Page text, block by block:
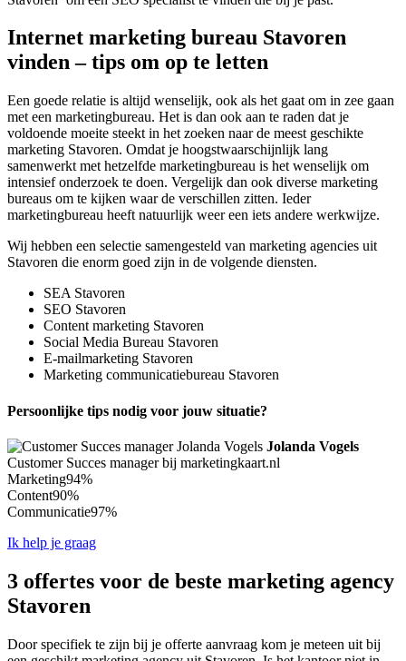
Internet marketing bureau Stavoren
vinden – tips om op te letten
Een goede relatie is altijd wenselijk, ook als het gaat om in zee gaan
met een marketingbureau. Het is dan ook aan te raden dat je
voldoende moeite steekt in het zoeken naar de meest geschikte
marketing Stavoren. Omdat je hoogstwaarschijnlijk lang
samenwerkt met hetzelfde marketingbureau is het wenselijk om
intensief onderzoek te doen. Vergelijk dan ook diverse marketing
bureaus om te kijken waar de verschillen zitten. Ieder
marketingbureau heeft natuurlijk weer een iets andere werkwijze.
Wij hebben een selectie samengesteld van marketing agencies uit
Stavoren die enorm goed zijn in de volgende diensten.
SEA Stavoren
SEO Stavoren
Content marketing Stavoren
Social Media Bureau Stavoren
E-mailmarketing Stavoren
Marketing communicatiebureau Stavoren
Persoonlijke tips nodig voor jouw situatie?
Jolanda Vogels
Customer Succes manager bij marketingkaart.nl
Marketing94%
Content90%
Communicatie97%
Ik help je graag
3 offertes voor de beste marketing agency
Stavoren
Door specifiek te zijn bij je offerte aanvraag kom je meteen uit bij